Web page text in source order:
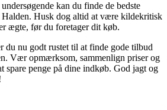
kan du finde de bedste
Husk dog altid at være kildekritisk
ægte, før du foretager dit køb.
du nu godt rustet til at finde gode tilbud
Vær opmærksom, sammenlign priser og
spare penge på dine indkøb. God jagt og